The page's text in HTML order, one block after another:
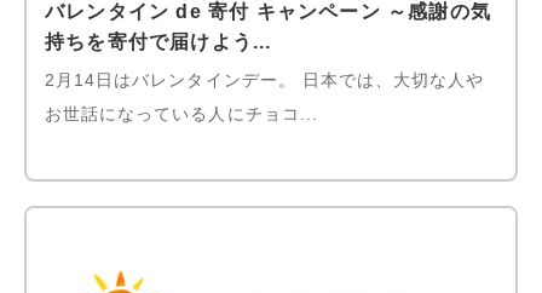
バレンタイン de 寄付 キャンペーン ～感謝の気
持ちを寄付で届けよう...
2月14日はバレンタインデー。 日本では、大切な人や
お世話になっている人にチョコ...